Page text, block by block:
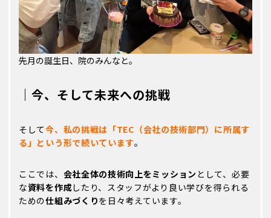
先月の誕生日、院のみんなと。
｜今、そして未来への挑戦
そして今、私の挑戦は「TEC（会社の技術部門）に所属す
る」という形で続いています。
ここでは、 会社全体の技術向上をミッション として、必要
な資料を作成したり、スタッフがより良い学びを得られる
ための仕組みづくりを日々考えています。